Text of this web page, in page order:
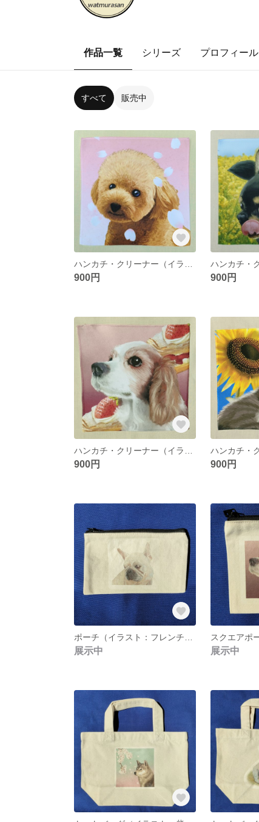
作品一覧 シリーズ プロフィール
すべて 販売中
900円 900円
900円 900円
展示中 展示中